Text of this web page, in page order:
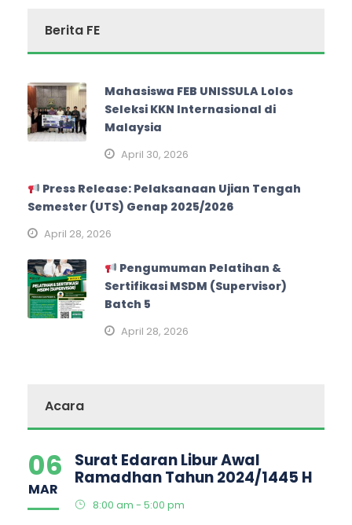
Berita FE
Mahasiswa FEB UNISSULA Lolos
Seleksi KKN Internasional di
Malaysia
April 30, 2026
Press Release: Pelaksanaan Ujian Tengah
Semester (UTS) Genap 2025/2026
April 28, 2026
Pengumuman Pelatihan &
Sertifikasi MSDM (Supervisor)
Batch 5
April 28, 2026
Acara
06
MAR
Surat Edaran Libur Awal
Ramadhan Tahun 2024/1445 H
8:00 am - 5:00 pm